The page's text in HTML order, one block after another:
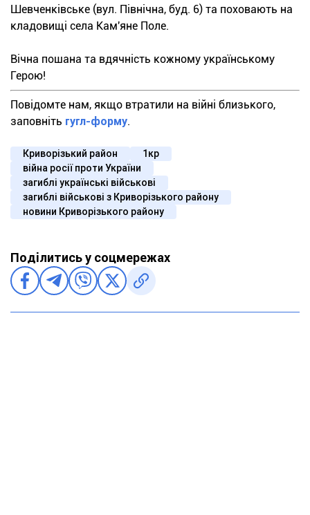
Шевченківське (вул. Північна, буд. 6) та поховають на
кладовищі села Кам'яне Поле.
Вічна пошана та вдячність кожному українському
Герою!
Повідомте нам, якщо втратили на війні близького,
заповніть гугл-форму.
Криворізький район
1кр
війна росії проти України
загиблі українські військові
загиблі військові з Криворізького району
новини Криворізького району
Поділитись у соцмережах